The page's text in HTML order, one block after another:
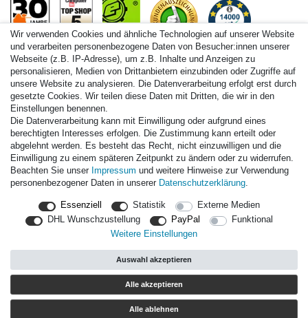
Paintball.de World
Paintball Shop International
Spares Shop North America
* Alle Preise inkl. ges. MwSt. zzgl. Versandkosten
Zahlungsarten
Versand
Durchschnittliche Bewertung von paintball.debei Trustami:
14.000
Bewertungen
Bewertungsgrundlage des Anbieters: 3 Verkaufs- und 3
Bewertungsplattformen
22 Jahre Erfahrung
Wir verwenden Cookies und ähnliche Technologien auf unserer Website
und verarbeiten personenbezogene Daten von Besucher:innen unserer
Webseite (z.B. IP-Adresse), um z.B. Inhalte und Anzeigen zu
personalisieren, Medien von Drittanbietern einzubinden oder Zugriffe auf
unsere Website zu analysieren. Die Datenverarbeitung erfolgt erst durch
gesetzte Cookies. Wir teilen diese Daten mit Dritten, die wir in den
Einstellungen benennen.
Die Datenverarbeitung kann mit Einwilligung oder aufgrund eines
berechtigten Interesses erfolgen. Die Zustimmung kann erteilt oder
abgelehnt werden. Es besteht das Recht, nicht einzuwilligen und die
Einwilligung zu einem späteren Zeitpunkt zu ändern oder zu widerrufen.
Beachten Sie unser Impressum und weitere Hinweise zur Verwendung
personenbezogener Daten in unserer Daten­schutz­erklärung.
Essenziell Statistik
Externe Medien
DHL Wunschzustellung
PayPal
Funktional
Weitere Einstellungen
Alle akzeptieren
Alle ablehnen
Auswahl akzeptieren